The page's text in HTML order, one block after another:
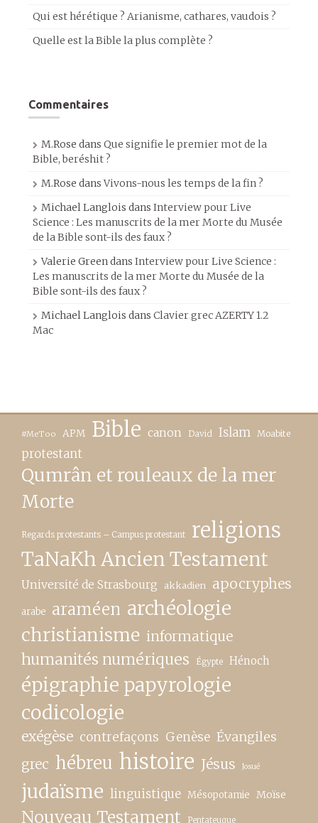
Qui est hérétique ? Arianisme, cathares, vaudois ?
Quelle est la Bible la plus complète ?
Commentaires
M.Rose dans Que signifie le premier mot de la
Bible, beréshit ?
M.Rose dansVivons-nous les temps de la fin ?
Michael Langlois dans Interview pour Live
Science : Les manuscrits de la mer Morte du Musée
de la Bible sont-ils des faux ?
Valerie Greendans Interview pour Live Science :
Les manuscrits de la mer Morte du Musée de la
Bible sont-ils des faux ?
Michael Langlois dans Clavier grec AZERTY 1.2
Mac
#MeToo APM Bible canon David Islam Moabite
protestant
Qumrân et rouleaux de la mer
Morte
Regards protestants – Campus protestant religions
TaNaKh Ancien Testament
Université de Strasbourg akkadien apocryphes
arabe araméen archéologie
christianisme informatique
humanités numériques Égypte Hénoch
épigraphie papyrologie
codicologie
exégèse contrefaçons Genèse Évangiles
grec hébreu histoire Jésus Josué
judaïsme linguistique Mésopotamie Moïse
Nouveau Testament Pentateuque